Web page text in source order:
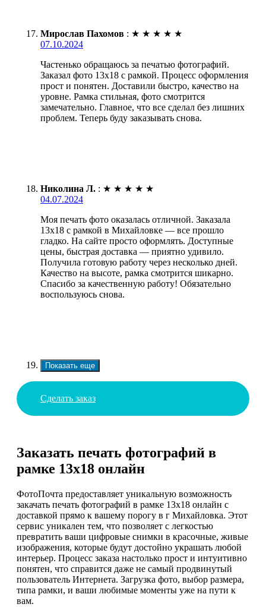
Мирослав Пахомов : ★ ★ ★ ★ ★
07.10.2024
Частенько обращаюсь за печатью фотографий.
Заказал фото 13х18 с рамкой. Процесс оформления
прост и понятен. Доставили быстро, качество на
уровне. Рамка стильная, фото смотрится
замечательно. Главное, что все сделал без лишних
проблем. Теперь буду заказывать снова.
Николина Л. : ★ ★ ★ ★ ★
04.07.2024
Моя печать фото оказалась отличной. Заказала
13х18 с рамкой в Михайловке — все прошло
гладко. На сайте просто оформлять. Доступные
цены, быстрая доставка — приятно удивило.
Получила готовую работу через несколько дней.
Качество на высоте, рамка смотрится шикарно.
Спасибо за качественную работу! Обязательно
воспользуюсь снова.
Показать еще
Сделать заказ
Заказать печать фотографий в
рамке 13х18 онлайн
ФотоПочта предоставляет уникальную возможность
закачать печать фотографий в рамке 13х18 онлайн с
доставкой прямо к вашему порогу в г Михайловка. Этот
сервис уникален тем, что позволяет с легкостью
превратить ваши цифровые снимки в красочные, живые
изображения, которые будут достойно украшать любой
интерьер. Процесс заказа настолько прост и интуитивно
понятен, что справится даже не самый продвинутый
пользователь Интернета. Загрузка фото, выбор размера,
типа рамки, и ваши любимые моменты уже на пути к
вам.